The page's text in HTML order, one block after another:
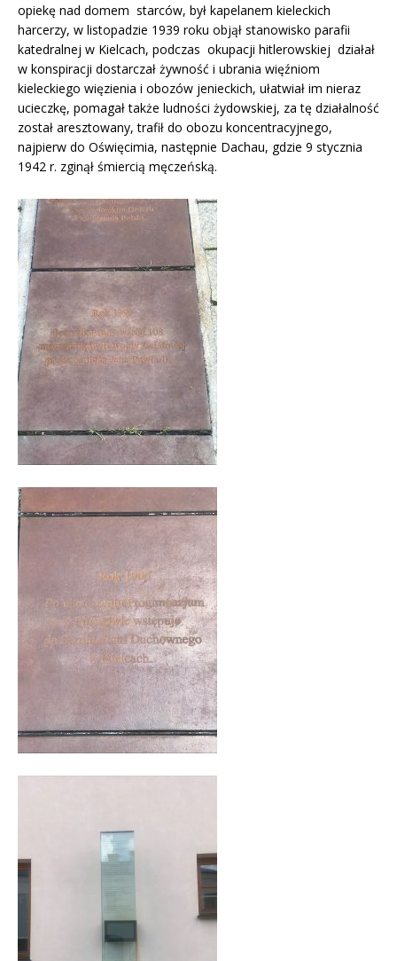
opiekę nad domem starców, był kapelanem kieleckich
harcerzy, w listopadzie 1939 roku objął stanowisko parafii
katedralnej w Kielcach, podczas okupacji hitlerowskiej działał
w konspiracji dostarczał żywność i ubrania więźniom
kieleckiego więzienia i obozów jenieckich, ułatwiał im nieraz
ucieczkę, pomagał także ludności żydowskiej, za tę działalność
został aresztowany, trafił do obozu koncentracyjnego,
najpierw do Oświęcimia, następnie Dachau, gdzie 9 stycznia
1942 r. zginął śmiercią męczeńską.